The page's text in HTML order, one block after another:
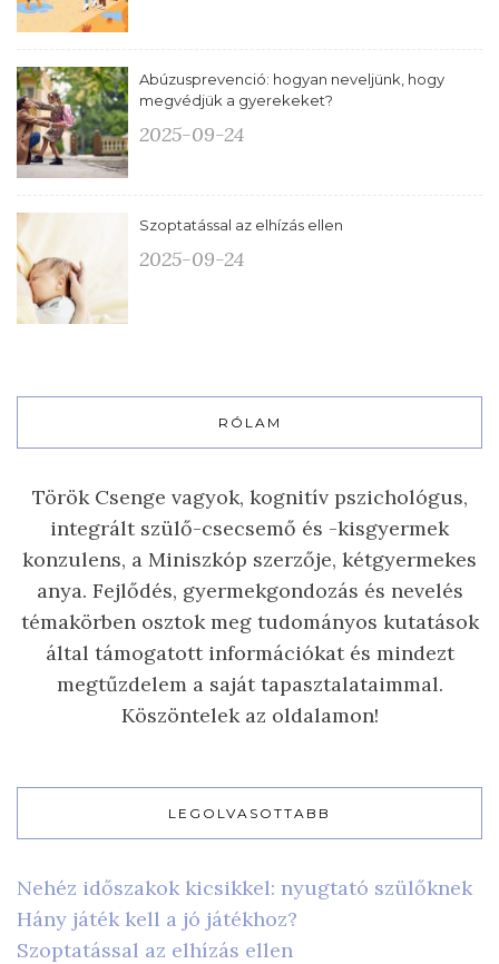
Abúzusprevenció: hogyan neveljünk, hogy
megvédjük a gyerekeket?
2025-09-24
Szoptatással az elhízás ellen
2025-09-24
RÓLAM
Török Csenge vagyok, kognitív pszichológus,
integrált szülő-csecsemő és -kisgyermek
konzulens, a Miniszkóp szerzője, kétgyermekes
anya. Fejlődés, gyermekgondozás és nevelés
témakörben osztok meg tudományos kutatások
által támogatott információkat és mindezt
megtűzdelem a saját tapasztalataimmal.
Köszöntelek az oldalamon!
LEGOLVASOTTABB
Nehéz időszakok kicsikkel: nyugtató szülőknek
Hány játék kell a jó játékhoz?
Szoptatással az elhízás ellen